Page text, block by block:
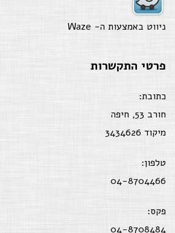
ניווט באמצעות ה- Waze
פרטי התקשרות
כתובת:
חורב 53, חיפה
מיקוד 3434626
טלפון:
04-8704466
פקס:
04-8708484